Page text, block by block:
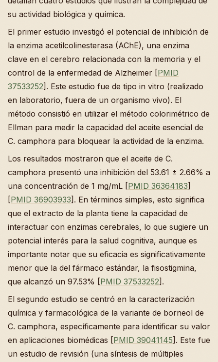
su actividad biológica y química.
El primer estudio investigó el potencial de inhibición de
la enzima acetilcolinesterasa (AChE), una enzima
clave en el cerebro relacionada con la memoria y el
control de la enfermedad de Alzheimer [PMID
37533252]. Este estudio fue de tipo in vitro (realizado
en laboratorio, fuera de un organismo vivo). El
método consistió en utilizar el método colorimétrico de
Ellman para medir la capacidad del aceite esencial de
C. camphora para bloquear la actividad de la enzima.
Los resultados mostraron que el aceite de C.
camphora presentó una inhibición del 53.61 ± 2.66% a
una concentración de 1 mg/mL [PMID 36364183]
[PMID 36903933]. En términos simples, esto significa
que el extracto de la planta tiene la capacidad de
interactuar con enzimas cerebrales, lo que sugiere un
potencial interés para la salud cognitiva, aunque es
importante notar que su eficacia es significativamente
menor que la del fármaco estándar, la fisostigmina,
que alcanzó un 97.53% [PMID 37533252].
El segundo estudio se centró en la caracterización
química y farmacológica de la variante de borneol de
C. camphora, específicamente para identificar su valor
en aplicaciones biomédicas [PMID 39041145]. Este fue
un estudio de revisión (una síntesis de múltiples